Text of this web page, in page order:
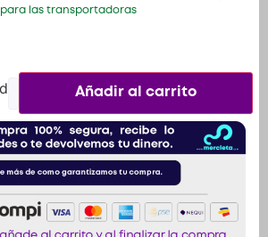
para las transportadoras
Añadir al carrito